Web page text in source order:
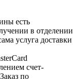
есть
в отделении
услуга доставки
счет-
по